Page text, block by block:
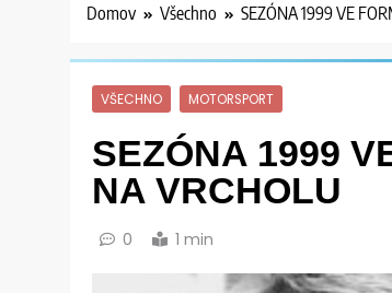
Domov Všechno SEZÓNA 1999 VE
VŠECHNO MOTORSPORT
SEZÓNA 1999
NA VRCHOLU
0 1 min